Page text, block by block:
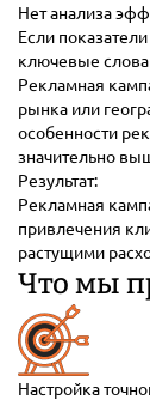
Нет анализа
Если
ключевые слова
Рекламная
рынка или
особенности
значительно
Результат:
Рекламная
привлечения
растущими
Что мы
Настройка